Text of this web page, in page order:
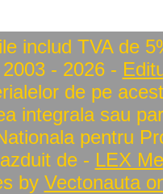
includ TVA de
- 2026 -
de pe
integrala sau
pentru
de - LEX
by Vectonauta